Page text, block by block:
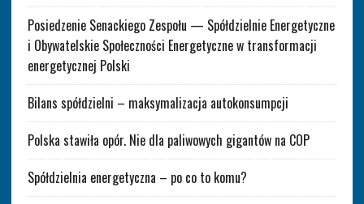
Posiedzenie Senackiego Zespołu — Spółdzielnie Energetyczne
i Obywatelskie Społeczności Energetyczne w transformacji
energetycznej Polski
Bilans spółdzielni – maksymalizacja autokonsumpcji
Polska stawiła opór. Nie dla paliwowych gigantów na COP
Spółdzielnia energetyczna – po co to komu?